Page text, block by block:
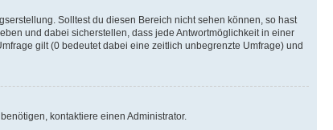
Solltest du diesen Bereich nicht sehen können, so hast
und dabei sicherstellen, dass jede Antwortmöglichkeit in einer
gilt (0 bedeutet dabei eine zeitlich unbegrenzte Umfrage) und
kontaktiere einen Administrator.